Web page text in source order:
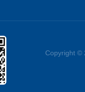
Copyright ©